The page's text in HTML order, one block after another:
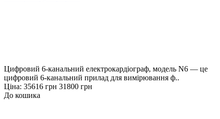
Цифровий 6-канальний електрокардіограф, модель N6 — це
цифровий 6-канальний прилад для вимірювання ф..
Ціна: 35616 грн 31800 грн
До кошика